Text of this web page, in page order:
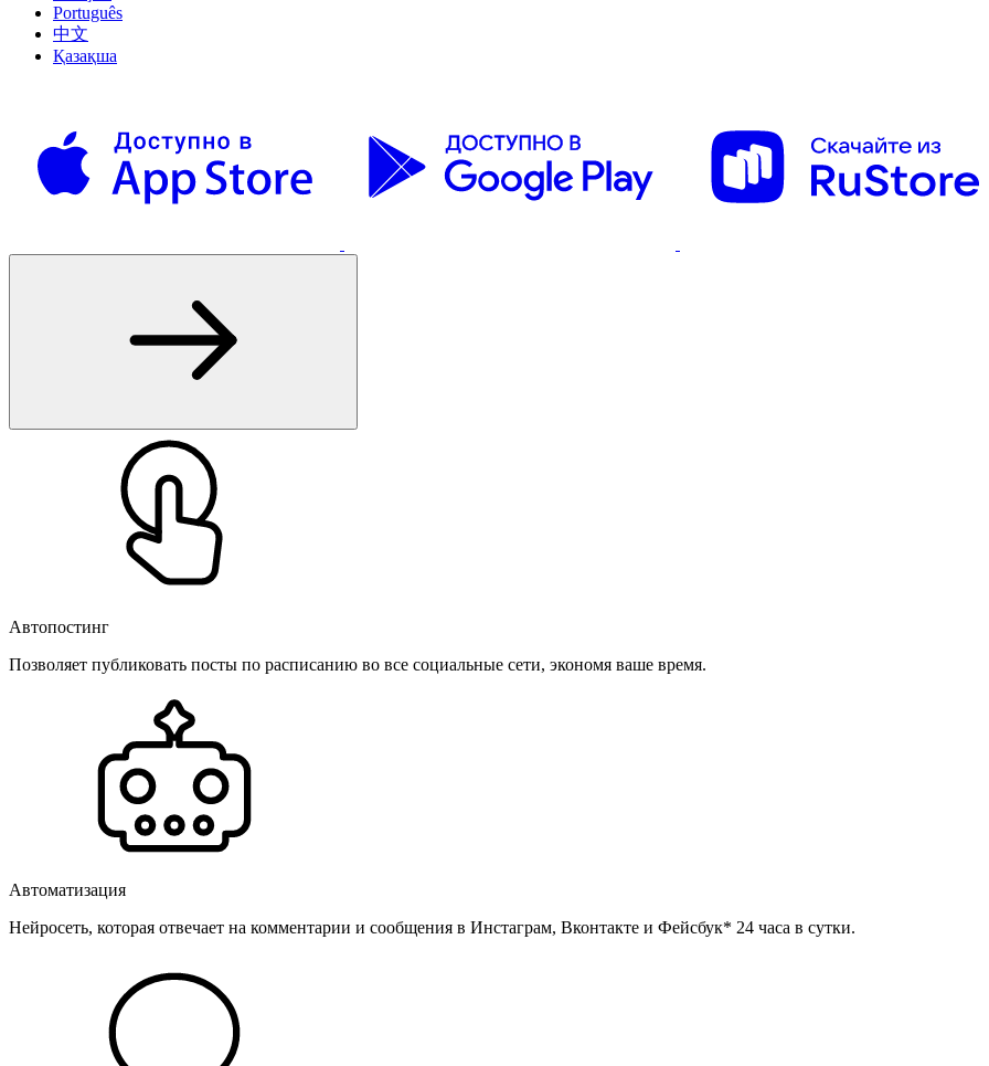
Português
中文
Қазақша
Автопостинг
Позволяет публиковать посты по расписанию во все социальные сети, экономя ваше время.
Автоматизация
Нейросеть, которая отвечает на комментарии и сообщения в Инстаграм, Вконтакте и Фейсбук* 24 часа в сутки.